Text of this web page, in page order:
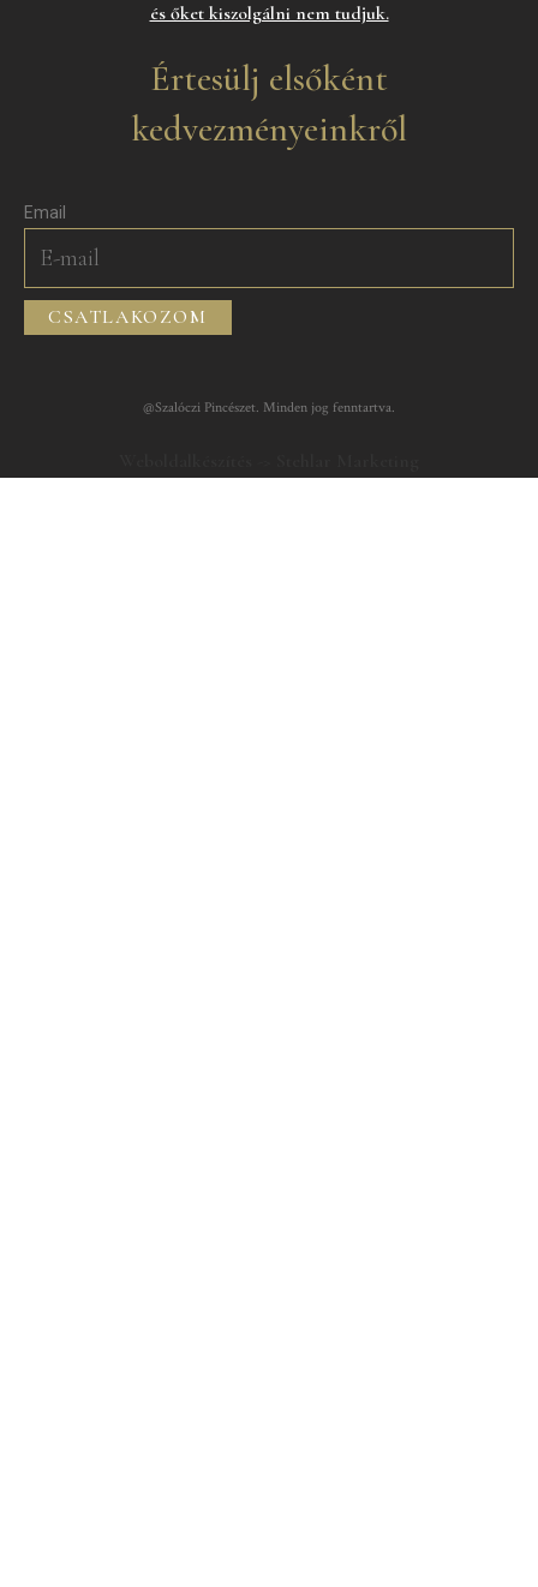
és őket kiszolgálni nem tudjuk.
Értesülj elsőként
kedvezményeinkről
Email
CSATLAKOZOM
@Szalóczi Pincészet. Minden jog fenntartva.